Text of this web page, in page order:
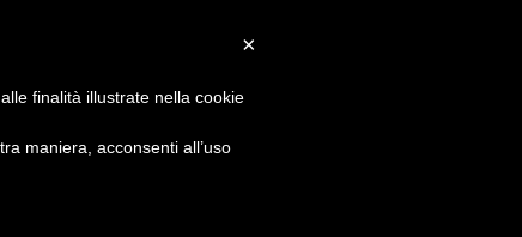
NONNO PASTICCIERE
×
finalità illustrate nella cookie
maniera, acconsenti all’uso